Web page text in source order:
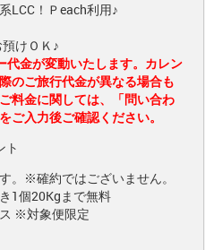
LCC！Ｐeach利用♪
けＯＫ♪
金が変動いたします。カレン
のご旅行代金が異なる場合も
料金に関しては、「問い合わ
ご入力後ご確認ください。
ト
。※確約ではございません。
1個20Kgまで無料
※対象便限定